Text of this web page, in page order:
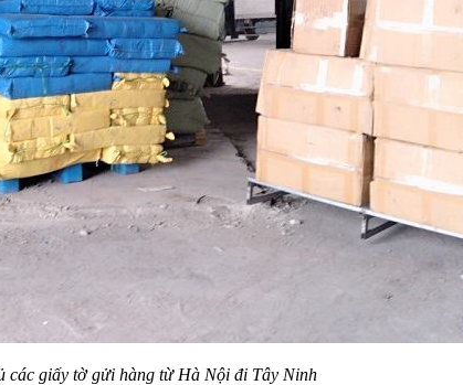
các giấy tờ gửi hàng từ Hà Nội đi Tây Ninh